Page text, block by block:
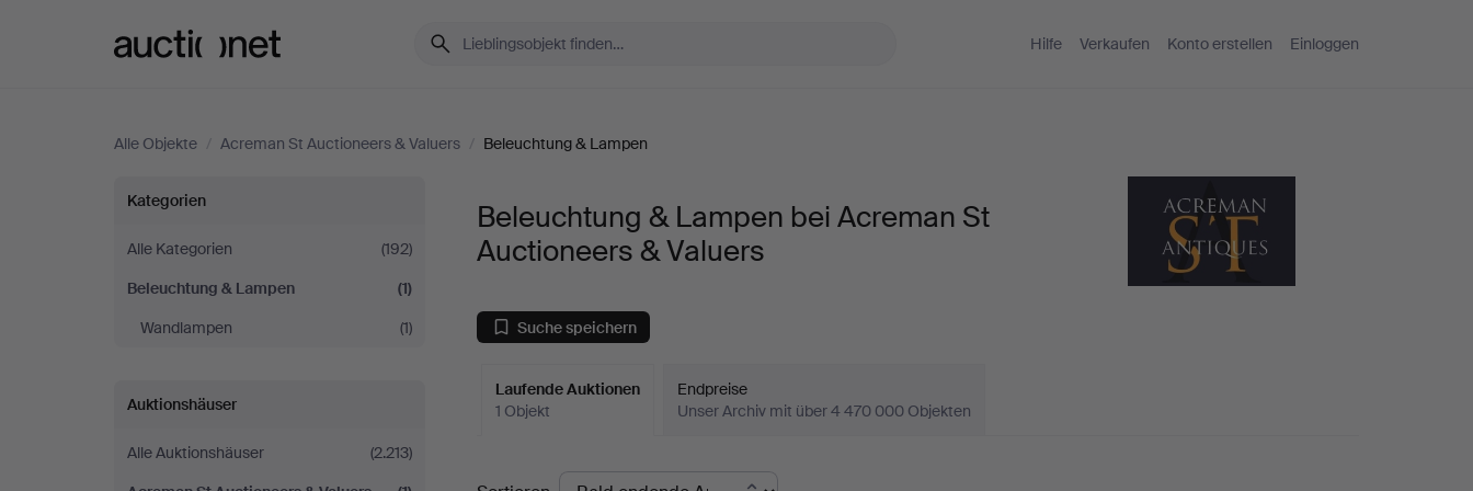
Hilfe Verkaufen Konto erstellen Einloggen
Alle Objekte / Acreman St Auctioneers & Valuers / Beleuchtung & Lampen
Beleuchtung
&
Lampen
Acreman
St
Kategorien
Alle Kategorien
(192)
Beleuchtung & Lampen
(1)
Wandlampen
(1)
Auktionshäuser
Alle Auktionshäuser
(2.213)
Beleuchtung & Lampen bei Acreman St
Auctioneers & Valuers
Suche speichern
Laufende Auktionen
1 Objekt
Endpreise
Unser Archiv mit über 4 470 000 Objekten
Laufende